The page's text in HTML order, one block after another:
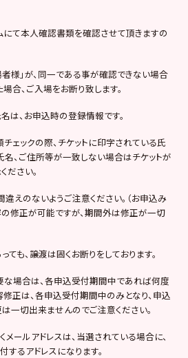
にて本人確認書類を確認させて頂きますの
者様」が、同一である事が確認できない場合
合、ご入場をお断り致します。
、お申込時の登録情報です。
ックの際、チケットに印字されている氏
、ご住所等が一致しない場合はチケットが
ださい。
違えのないようご注意ください。（お申込み
修正が可能ですが、期間外は修正が一切
も、譲渡は固くお断りをしております。
場合は、各申込受付期間中であれば何度
正は、各申込受付期間中のみとなり、申込
一切出来ませんのでご注意ください。
ールアドレスは、当選されている場合に、
るアドレスになります。